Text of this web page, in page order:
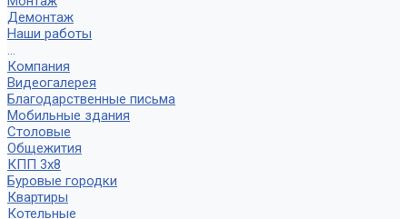
Демонтаж
Наши работы
...
Компания
Видеогалерея
Благодарственные письма
Мобильные здания
Столовые
Общежития
КПП 3х8
Буровые городки
Квартиры
Котельные